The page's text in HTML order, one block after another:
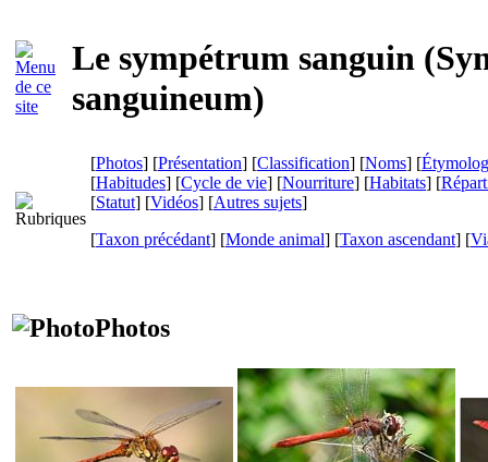
Le sympétrum sanguin (
sanguineum)
[Photos] [Présentation] [Classification] [Noms] [
[Habitudes] [Cycle de vie] [Nourriture] [Habitats] [
[Statut] [Vidéos] [Autres sujets]
[Taxon précédant] [Monde animal] [Taxon ascendant] [
Photos